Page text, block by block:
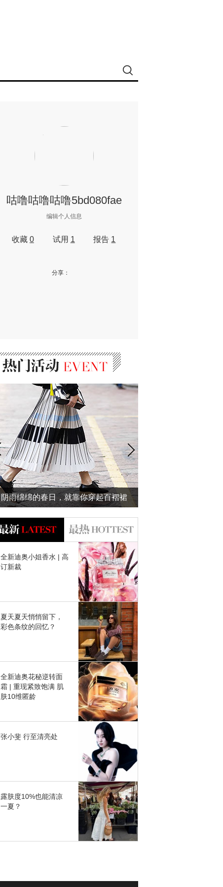
咕噜咕噜咕噜5bd080fae
编辑个人信息
收藏 0 试用 1 报告 1
分享：
阴雨绵绵的春日，就靠你穿起百褶裙
美给我看了~
全新迪奥小姐香水 | 高
订新裁
夏天夏天悄悄留下，
彩色条纹的回忆？
全新迪奥花秘逆转面
霜 | 重现紧致饱满 肌
肤10维匿龄
张小斐 行至清亮处
露肤度10%也能清凉
一夏？